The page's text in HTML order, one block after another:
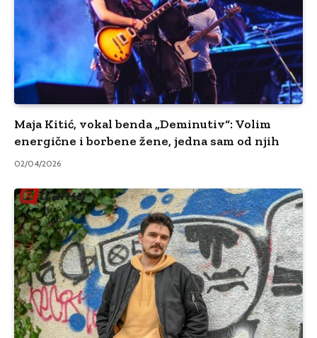
Maja Kitić, vokal benda „Deminutiv“: Volim
energične i borbene žene, jedna sam od njih
02/04/2026